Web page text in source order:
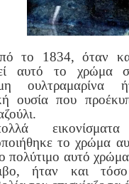
το 1834, όταν
αυτό το χρώμα
ουσία που
το χρώμα
πολύτιμο αυτό
ήταν και